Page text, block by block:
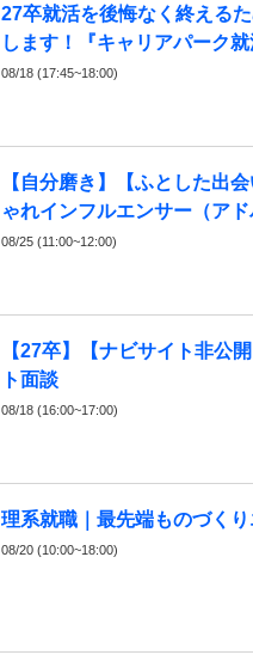
27卒就活を後悔なく終える
します！『キャリアパーク就
08/18 (17:45~18:00)
【自分磨き】【ふとした出
ゃれインフルエンサー（アド
08/25 (11:00~12:00)
【27卒】【ナビサイト非公
ト面談
08/18 (16:00~17:00)
理系就職｜最先端ものづく
08/20 (10:00~18:00)